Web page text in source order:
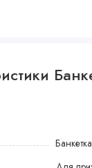
Банкетка